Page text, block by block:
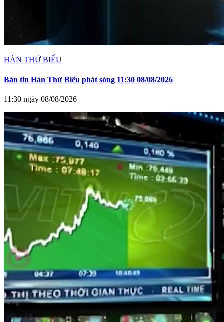
HÀN THỬ BIỂU
Bản tin Hàn Thử Biểu phát sóng 11:30 08/08/2026
11:30 ngày 08/08/2026